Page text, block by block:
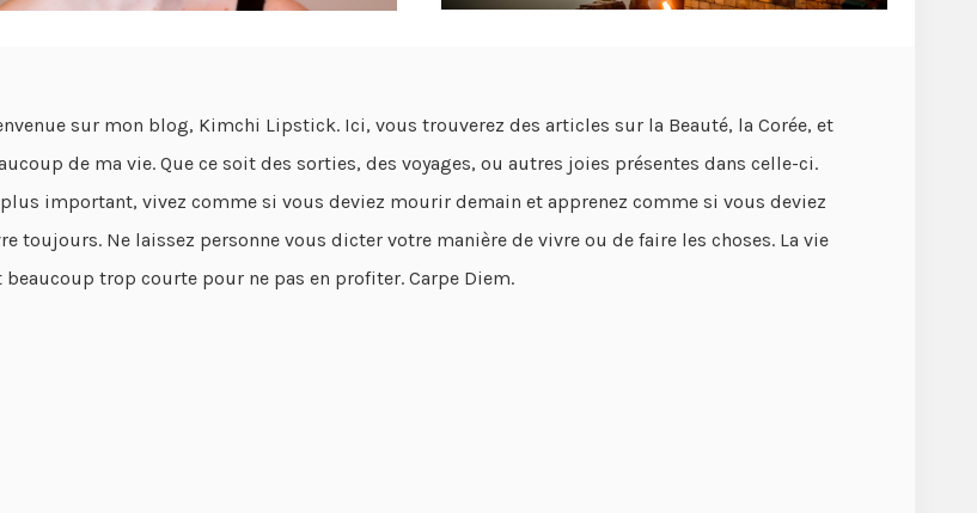
sur mon blog, Kimchi Lipstick. Ici, vous trouverez des articles sur la Beauté, la Corée, et
de ma vie. Que ce soit des sorties, des voyages, ou autres joies présentes dans celle-ci.
plus important, vivez comme si vous deviez mourir demain et apprenez comme si vous deviez
toujours. Ne laissez personne vous dicter votre manière de vivre ou de faire les choses. La vie
beaucoup trop courte pour ne pas en profiter. Carpe Diem.